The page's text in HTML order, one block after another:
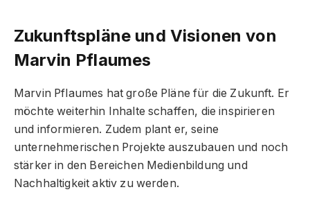
Zukunftspläne und Visionen von
Marvin Pflaumes
Marvin Pflaumes hat große Pläne für die Zukunft. Er
möchte weiterhin Inhalte schaffen, die inspirieren
und informieren. Zudem plant er, seine
unternehmerischen Projekte auszubauen und noch
stärker in den Bereichen Medienbildung und
Nachhaltigkeit aktiv zu werden.